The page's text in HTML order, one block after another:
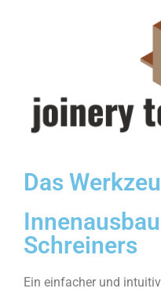
Das
Schreiners
Ein einfacher und